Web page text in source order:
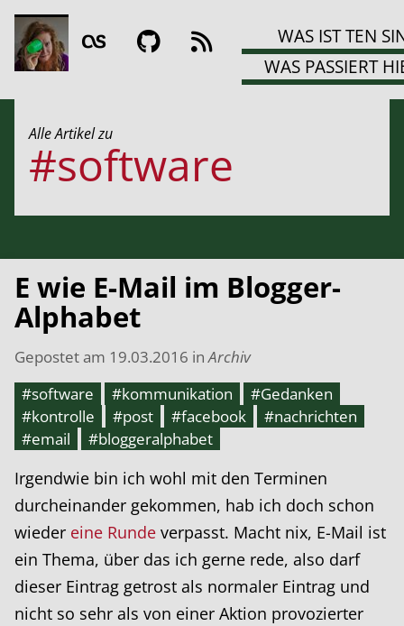
WAS IST TEN
WAS PASSIERT
Alle Artikel zu
#software
E wie E-Mail im Blogger-
Alphabet
Gepostet am 19.03.2016 inArchiv
#software
#kommunikation
#Gedanken
#kontrolle
#post #facebook
#nachrichten
#email
#bloggeralphabet
Irgendwie bin ich wohl mit den Terminen
durcheinander gekommen, hab ich doch schon
wieder eine Runde verpasst. Macht nix, E-Mail ist
ein Thema, über das ich gerne rede, also darf
dieser Eintrag getrost als normaler Eintrag und
nicht so sehr als von einer Aktion provozierter